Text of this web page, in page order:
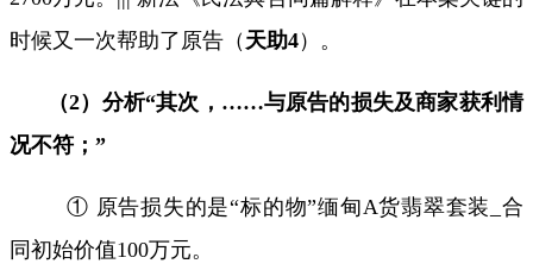
时候又一次帮助了原告（ 天助4）。
（2）分析“其次， ……与原告的损失及商家获利情
况不符；”
① 原告损失的是“标的物”缅甸A货翡翠套装 合
同初始价值100万元。